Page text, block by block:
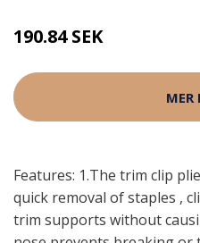
190.84 SEK
MER
Features: 1.The trim clip
quick removal of staples ,
trim supports without